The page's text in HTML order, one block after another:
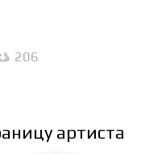
206
артиста